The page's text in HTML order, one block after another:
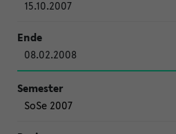
15.10.2007
08.02.2008
SoSe 2007